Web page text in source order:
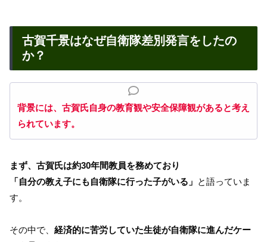
古賀千景はなぜ自衛隊差別発言をしたの
か？
背景には、古賀氏自身の教育観や安全保障観があると考え
られています。
まず、古賀氏は約30年間教員を務めており
「自分の教え子にも自衛隊に行った子がいる」 と語っていま
す。
その中で、 経済的に苦労していた生徒が自衛隊に進んだケー